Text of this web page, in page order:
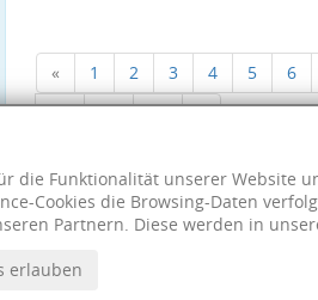
« 1 2 3 4 5 6
18
19 20
»
die Funktionalität unserer Website
Cookies die Browsing-Daten
Partnern. Diese werden in
erlauben